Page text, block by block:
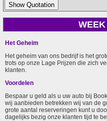
Het Geheim
Het geheim van ons bedrijf is het
trots op onze Lage Prijzen die zich
klanten.
Voordelen
Bespaar u geld als u uw auto bij
wij aanbieden betrekken wij van de
grote aantal reserveringen kunt u
dagelijks bezig onze klanten tijd te